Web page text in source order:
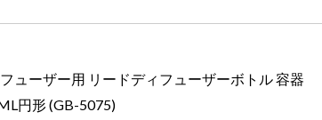
ューザー用 リードディフューザーボトル 容器
円形 (GB-5075)